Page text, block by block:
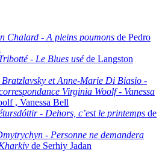
Chalard -A pleins poumons de Pedro
- Le Blues uséde Langston
et Anne-Marie Di Biasio -
Virginia Woolf - Vanessa
, Vanessa Bell
- Dehors, c’est le printemps de
- Personne ne demandera
de Serhiy Jadan